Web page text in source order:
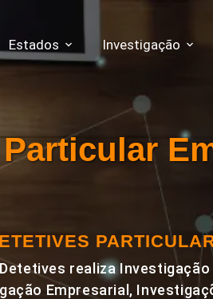
Estados Investigação
realiza
Empresarial,